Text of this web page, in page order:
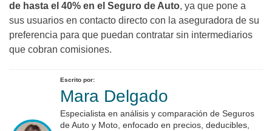
de hasta el 40% en el Seguro de Auto, ya que pone a
sus usuarios en contacto directo con la aseguradora de su
preferencia para que puedan contratar sin intermediarios
que cobran comisiones.
Escrito por:
Mara Delgado
Especialista en análisis y comparación de Seguros
de Auto y Moto, enfocado en precios, deducibles,